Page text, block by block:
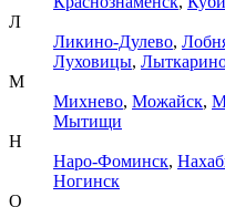
Л
Ликино-Дулево,
Луховицы,
М
Михнево, Можайск,
Мытищи
Н
Наро-Фоминск,
Ногинск
О